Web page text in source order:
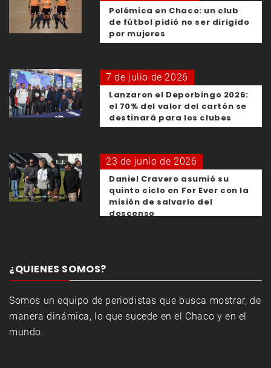
Polémica en Chaco: un club
de fútbol pidió no ser dirigido
por mujeres
7 de julio de 2026
Lanzaron el Deporbingo 2026:
el 70% del valor del cartón se
destinará para los clubes
23 de junio de 2026
Daniel Cravero asumió su
quinto ciclo en For Ever con la
misión de salvarlo del
descenso
¿QUIENES SOMOS?
Somos un equipo de periodistas que busca mostrar, de
manera dinámica, lo que sucede en el Chaco y en el
mundo.